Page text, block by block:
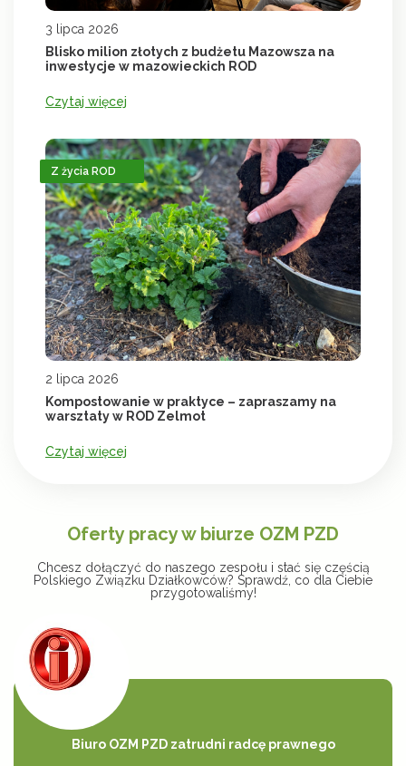
3 lipca 2026
Blisko milion złotych z budżetu Mazowsza na
inwestycje w mazowieckich ROD
Czytaj więcej
Z życia ROD
2 lipca 2026
Kompostowanie w praktyce – zapraszamy na
warsztaty w ROD Zelmot
Czytaj więcej
Oferty pracy w biurze OZM PZD
Chcesz dołączyć do naszego zespołu i stać się częścią
Polskiego Związku Działkowców? Sprawdź, co dla Ciebie
przygotowaliśmy!
Biuro OZM PZD zatrudni radcę prawnego